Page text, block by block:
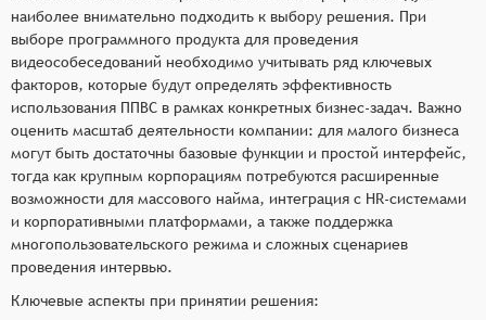
наиболее внимательно подходить к выбору решения. При
выборе программного продукта для проведения
видеособеседований необходимо учитывать ряд ключевых
факторов, которые будут определять эффективность
использования ППВС в рамках конкретных бизнес-задач. Важно
оценить масштаб деятельности компании: для малого бизнеса
могут быть достаточны базовые функции и простой интерфейс,
тогда как крупным корпорациям потребуются расширенные
возможности для массового найма, интеграция с HR-системами
и корпоративными платформами, а также поддержка
многопользовательского режима и сложных сценариев
проведения интервью.
Ключевые аспекты при принятии решения: